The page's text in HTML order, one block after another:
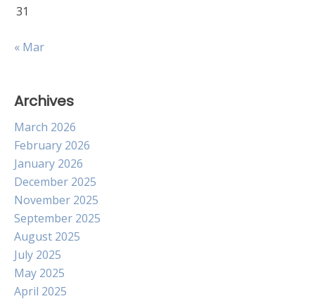
31
« Mar
Archives
March 2026
February 2026
January 2026
December 2025
November 2025
September 2025
August 2025
July 2025
May 2025
April 2025